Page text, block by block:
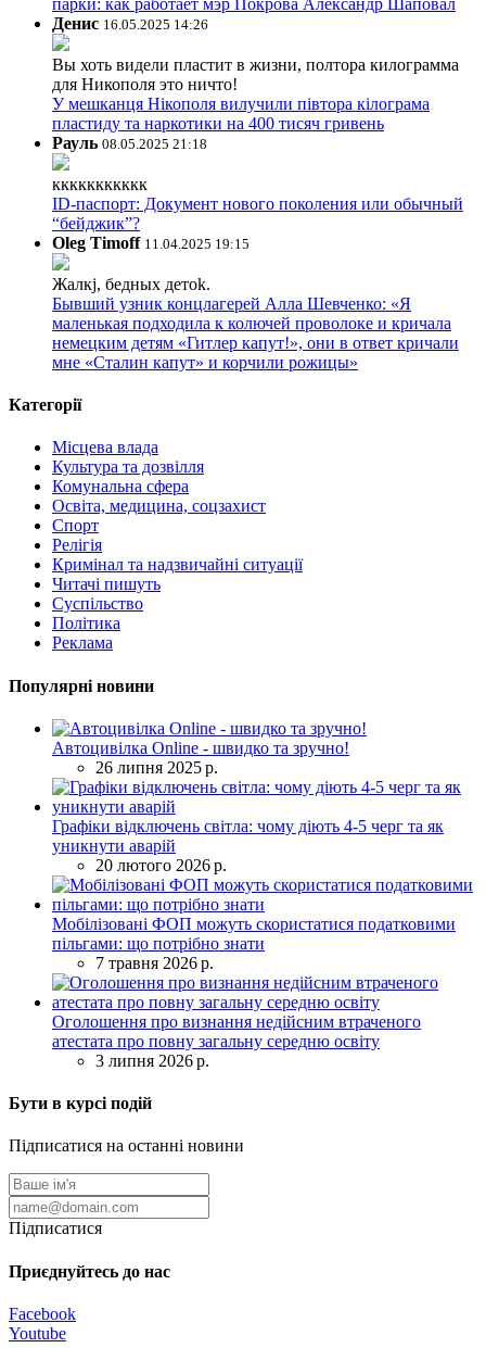
Денис 16.05.2025 14:26
Вы хоть видели пластит в жизни, полтора килограмма
для Никополя это ничто!
У мешканця Нікополя вилучили півтора кілограма
пластиду та наркотики на 400 тисяч гривень
Рауль 08.05.2025 21:18
ккккккккккк
ID-паспорт: Документ нового поколения или обычный
“бейджик”?
Oleg Timoff 11.04.2025 19:15
Жалкj, бедных детok.
Бывший узник концлагерей Алла Шевченко: «Я
маленькая подходила к колючей проволоке и кричала
немецким детям «Гитлер капут!», они в ответ кричали
мне «Сталин капут» и корчили рожицы»
Категорії
Місцева влада
Культура та дозвілля
Комунальна сфера
Освіта, медицина, соцзахист
Спорт
Релігія
Кримінал та надзвичайні ситуації
Читачі пишуть
Суспільство
Політика
Реклама
Популярні новини
Автоцивілка Online - швидко та зручно!
26 липня 2025 р.
Графіки відключень світла: чому діють 4-5 черг та як
уникнути аварій
20 лютого 2026 р.
Мобілізовані ФОП можуть скористатися податковими
пільгами: що потрібно знати
7 травня 2026 р.
Оголошення про визнання недійсним втраченого
атестата про повну загальну середню освіту
3 липня 2026 р.
Бути в курсі подій
Підписатися на останні новини
Підписатися
Приєднуйтесь до нас
Facebook
Youtube